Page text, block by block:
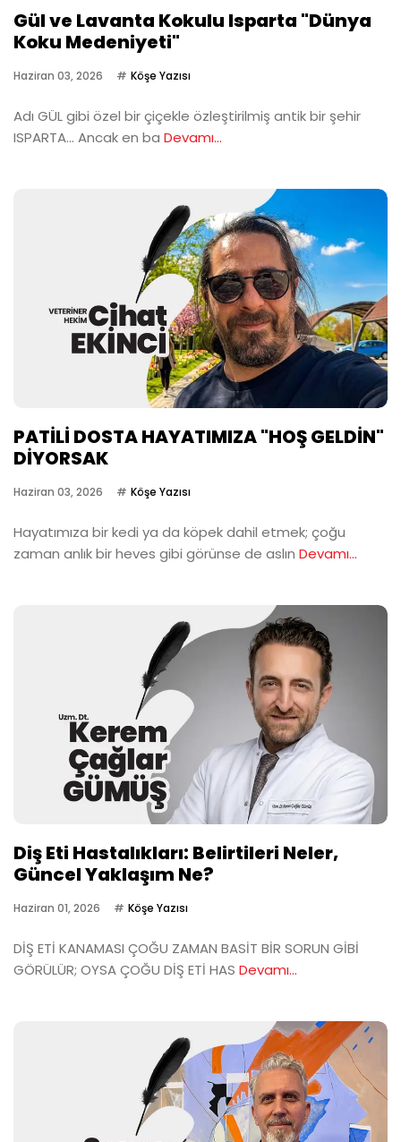
Gül ve Lavanta Kokulu Isparta "Dünya
Koku Medeniyeti"
Haziran 03, 2026 Köşe Yazısı
Adı GÜL gibi özel bir çiçekle özleştirilmiş antik bir şehir
ISPARTA… Ancak en ba Devamı...
PATİLİ DOSTA HAYATIMIZA "HOŞ GELDİN"
DİYORSAK
Haziran 03, 2026 Köşe Yazısı
Hayatımıza bir kedi ya da köpek dahil etmek; çoğu
zaman anlık bir heves gibi görünse de aslın Devamı...
Diş Eti Hastalıkları: Belirtileri Neler,
Güncel Yaklaşım Ne?
Haziran 01, 2026 Köşe Yazısı
DİŞ ETİ KANAMASI ÇOĞU ZAMAN BASİT BİR SORUN GİBİ
GÖRÜLÜR; OYSA ÇOĞU DİŞ ETİ HAS Devamı...